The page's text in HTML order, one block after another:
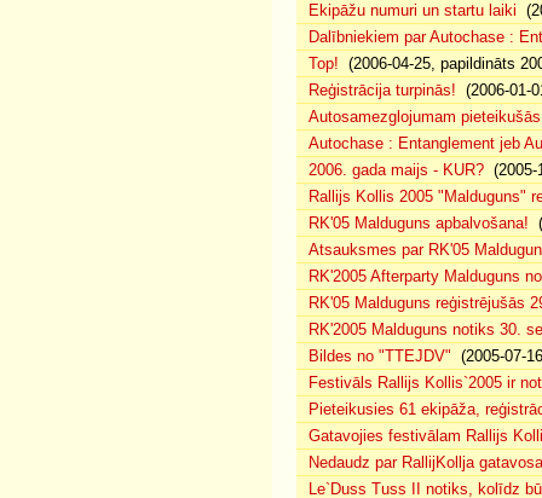
Ekipāžu numuri un startu laiki
Dalībniekiem par Autochase :
Top! (2006-04-25, papildināts
Reģistrācija turpinās! (2006-01-
Autosamezglojumam
Autochase : Entanglement jeb
2006. gada maijs - KUR? (2005-
Rallijs Kollis 2005 "Malduguns"
RK'05 Malduguns apbalvošana!
Atsauksmes par RK'05
RK'2005 Afterparty Malduguns
RK'05 Malduguns reģistrējušās
RK'2005 Malduguns notiks 30.
Bildes no "TTEJDV" (2005-07-
Festivāls Rallijs Kollis`2005 ir
Pieteikusies 61 ekipāža,
Gatavojies festivālam Rallijs
Nedaudz par RallijKollja
Le`Duss Tuss II notiks, kolīdz